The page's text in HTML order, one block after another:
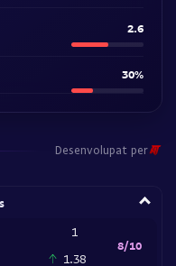
2.6
30%
Desenvolupat per
1
1.38
8/10